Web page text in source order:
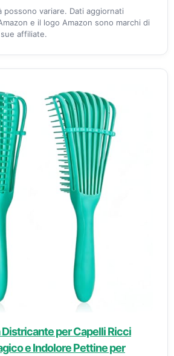
possono variare. Dati aggiornati
e il logo Amazon sono marchi di
affiliate.
per Capelli Ricci
e Indolore Pettine per